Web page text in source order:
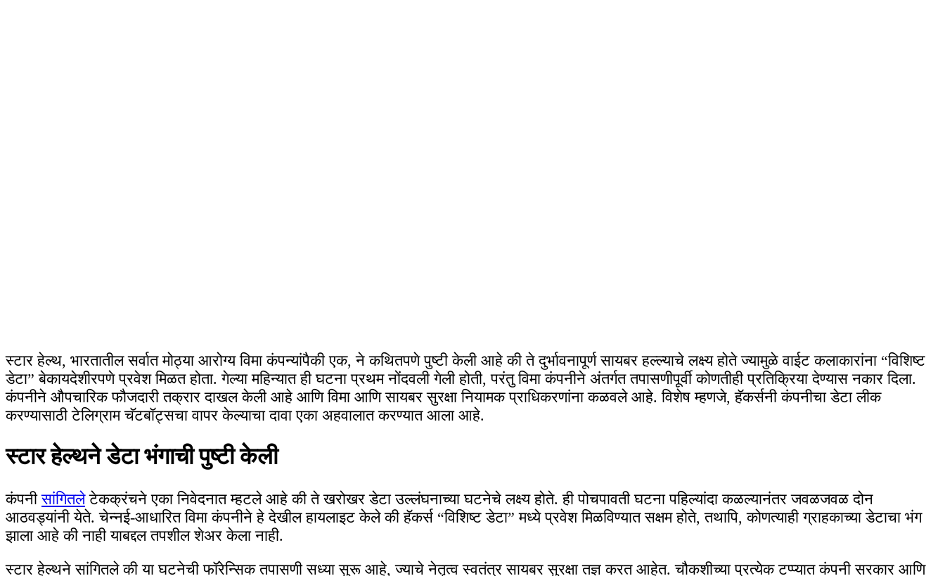
स्टार हेल्थ, भारतातील सर्वात मोठ्या आरोग्य विमा कंपन्यांपैकी एक, ने कथितपणे पुष्टी केली आहे की ते दुर्भावनापूर्ण सायबर हल्ल्याचे लक्ष्य होते ज्यामुळे वाईट कलाकारांना “विशिष्ट
डेटा” बेकायदेशीरपणे प्रवेश मिळत होता. गेल्या महिन्यात ही घटना प्रथम नोंदवली गेली होती, परंतु विमा कंपनीने अंतर्गत तपासणीपूर्वी कोणतीही प्रतिक्रिया देण्यास नकार दिला.
कंपनीने औपचारिक फौजदारी तक्रार दाखल केली आहे आणि विमा आणि सायबर सुरक्षा नियामक प्राधिकरणांना कळवले आहे. विशेष म्हणजे, हॅकर्सनी कंपनीचा डेटा लीक
करण्यासाठी टेलिग्राम चॅटबॉट्सचा वापर केल्याचा दावा एका अहवालात करण्यात आला आहे.
स्टार हेल्थने डेटा भंगाची पुष्टी केली
कंपनीसांगितलेटेकक्रंचने एका निवेदनात म्हटले आहे की ते खरोखर डेटा उल्लंघनाच्या घटनेचे लक्ष्य होते. ही पोचपावती घटना पहिल्यांदा कळल्यानंतर जवळजवळ दोन
आठवड्यांनी येते. चेन्नई-आधारित विमा कंपनीने हे देखील हायलाइट केले की हॅकर्स “विशिष्ट डेटा” मध्ये प्रवेश मिळविण्यात सक्षम होते, तथापि, कोणत्याही ग्राहकाच्या डेटाचा भंग
झाला आहे की नाही याबद्दल तपशील शेअर केला नाही.
स्टार हेल्थने सांगितले की या घटनेची फॉरेन्सिक तपासणी सध्या सुरू आहे, ज्याचे नेतृत्व स्वतंत्र सायबर सुरक्षा तज्ञ करत आहेत. चौकशीच्या प्रत्येक टप्प्यात कंपनी सरकार आणि